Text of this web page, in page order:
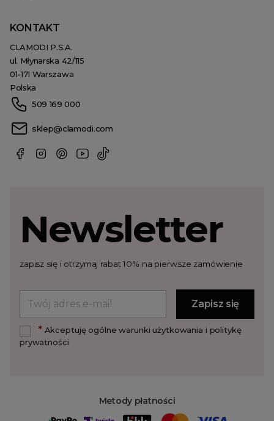
KONTAKT
CLAMODI P.S.A.
ul. Młynarska 42/115
01-171 Warszawa
Polska
509 169 000
sklep@clamodi.com
Metody płatności
Newsletter
zapisz się i otrzymaj rabat 10% na pierwsze zamówienie
*Akceptuję ogólne warunki użytkowania i politykę
prywatności